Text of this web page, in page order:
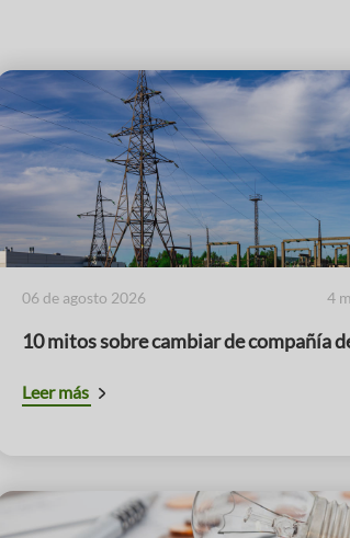
06 de agosto 2026 4
10 mitos sobre cambiar de compañía
Leer más